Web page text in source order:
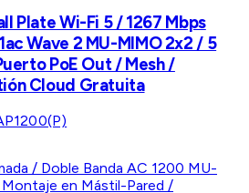
Plate Wi-Fi 5 / 1267 Mbps
Wave 2 MU-MIMO 2x2 / 5
PoE Out / Mesh /
Cloud Gratuita